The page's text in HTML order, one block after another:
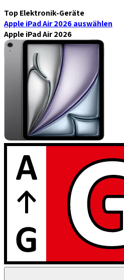
Top Elektronik-Geräte
Apple iPad Air 2026auswählen
Apple iPad Air 2026